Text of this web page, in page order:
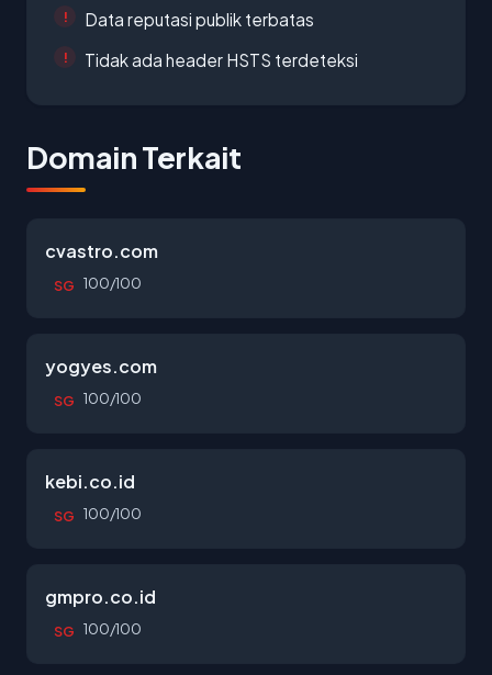
Data reputasi publik terbatas
Tidak ada header HSTS terdeteksi
Domain Terkait
cvastro.com
SG 100/100
yogyes.com
SG 100/100
kebi.co.id
SG 100/100
gmpro.co.id
SG 100/100